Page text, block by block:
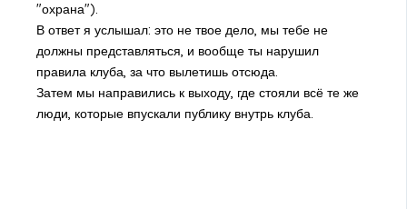
"охрана").
В ответ я услышал: это не твое дело, мы тебе не
должны представляться, и вообще ты нарушил
правила клуба, за что вылетишь отсюда.
Затем мы направились к выходу, где стояли всё те же
люди, которые впускали публику внутрь клуба.